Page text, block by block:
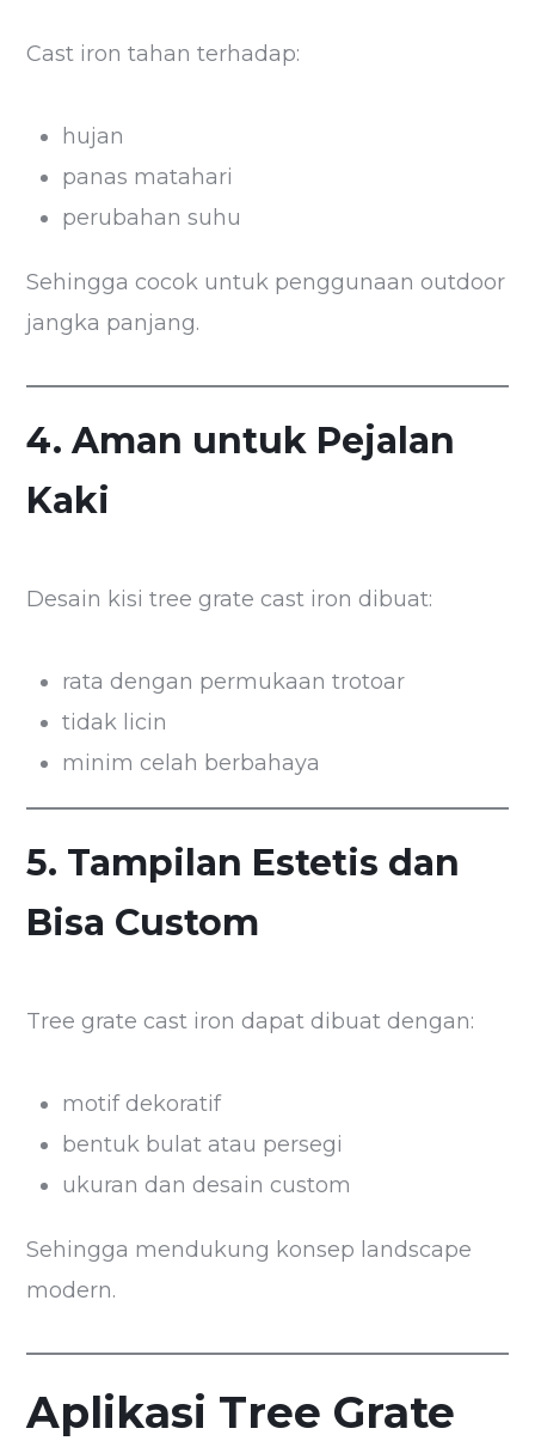
Cast iron tahan terhadap:
hujan
panas matahari
perubahan suhu
Sehingga cocok untuk penggunaan outdoor
jangka panjang.
4. Aman untuk Pejalan
Kaki
Desain kisi tree grate cast iron dibuat:
rata dengan permukaan trotoar
tidak licin
minim celah berbahaya
5. Tampilan Estetis dan
Bisa Custom
Tree grate cast iron dapat dibuat dengan:
motif dekoratif
bentuk bulat atau persegi
ukuran dan desain custom
Sehingga mendukung konsep landscape
modern.
Aplikasi Tree Grate